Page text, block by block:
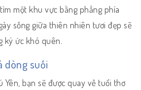
một khu vực bằng phẳng phía
sống giữa thiên nhiên tươi đẹp sẽ
ký ức khó quên.
dòng suối
Yên, bạn sẽ được quay về tuổi thơ